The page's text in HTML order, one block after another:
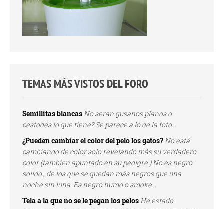
TEMAS MÁS VISTOS DEL FORO
Semillitas blancas No seran gusanos planos o
cestodes lo que tiene? Se parece a lo de la foto...
¿Pueden cambiar el color del pelo los gatos? No está
cambiando de color solo revelando más su verdadero
color (tambien apuntado en su pedigre ).No es negro
solido , de los que se quedan más negros que una
noche sin luna. Es negro humo o smoke...
Tela a la que no se le pegan los pelos He estado